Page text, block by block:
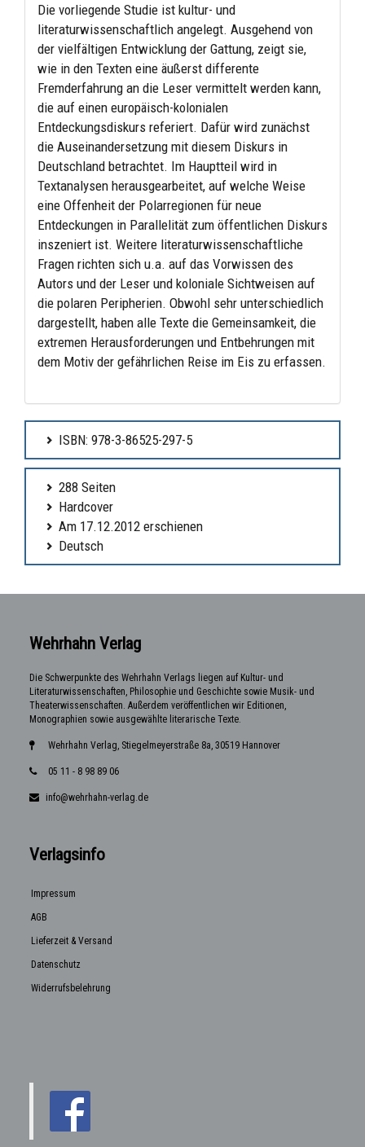
Die vorliegende Studie ist kultur- und
literaturwissenschaftlich angelegt. Ausgehend von
der vielfältigen Entwicklung der Gattung, zeigt sie,
wie in den Texten eine äußerst differente
Fremderfahrung an die Leser vermittelt werden kann,
die auf einen europäisch-kolonialen
Entdeckungsdiskurs referiert. Dafür wird zunächst
die Auseinandersetzung mit diesem Diskurs in
Deutschland betrachtet. Im Hauptteil wird in
Textanalysen herausgearbeitet, auf welche Weise
eine Offenheit der Polarregionen für neue
Entdeckungen in Parallelität zum öffentlichen Diskurs
inszeniert ist. Weitere literaturwissenschaftliche
Fragen richten sich u.a. auf das Vorwissen des
Autors und der Leser und koloniale Sichtweisen auf
die polaren Peripherien. Obwohl sehr unterschiedlich
dargestellt, haben alle Texte die Gemeinsamkeit, die
extremen Herausforderungen und Entbehrungen mit
dem Motiv der gefährlichen Reise im Eis zu erfassen.
ISBN: 978-3-86525-297-5
288 Seiten
Hardcover
Am 17.12.2012 erschienen
Deutsch
Wehrhahn Verlag
Die Schwerpunkte des Wehrhahn Verlags liegen auf Kultur- und
Literaturwissenschaften, Philosophie und Geschichte sowie Musik- und
Theaterwissenschaften. Außerdem veröffentlichen wir Editionen,
Monographien sowie ausgewählte literarische Texte.
Wehrhahn Verlag, Stiegelmeyerstraße 8a, 30519 Hannover
05 11 - 8 98 89 06
info@wehrhahn-verlag.de
Verlagsinfo
Impressum
AGB
Lieferzeit & Versand
Datenschutz
Widerrufsbelehrung